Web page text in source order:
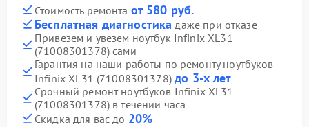
Стоимость ремонта от 580 руб.
Бесплатная диагностика даже при отказе
Привезем и увезем ноутбук Infinix XL31
(71008301378) сами
Гарантия на наши работы по ремонту ноутбуков
Infinix XL31 (71008301378)до 3-х лет
Срочный ремонт ноутбуков Infinix XL31
(71008301378) в течении часа
Скидка для вас до 20%